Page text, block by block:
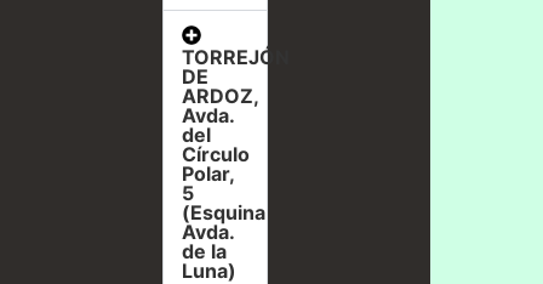
TORREJÓN
DE
ARDOZ,
Avda.
del
Círculo
Polar,
5
(Esquina
Avda.
de la
Luna)